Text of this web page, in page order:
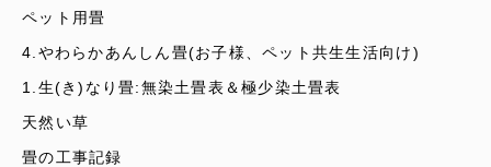
ペット用畳
4.やわらかあんしん畳(お子様、ペット共生生活向け)
1.生(き)なり畳:無染土畳表＆極少染土畳表
天然い草
畳の工事記録